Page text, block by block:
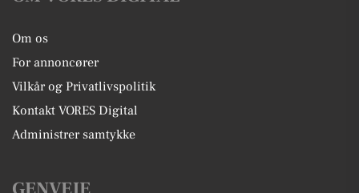
Om os
For annoncører
Vilkår og Privatlivspolitik
Kontakt VORES Digital
Administrer samtykke